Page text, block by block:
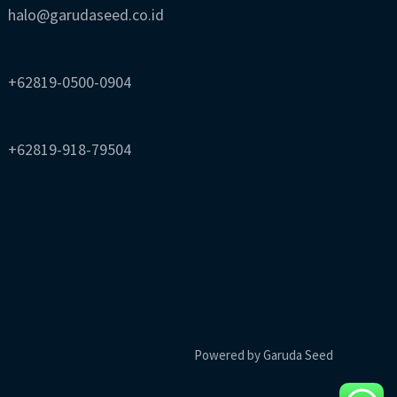
halo@garudaseed.co.id
+62819-0500-0904
+62819-918-79504
Powered by Garuda Seed